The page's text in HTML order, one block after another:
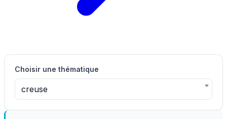
Choisir une thématique
creuse